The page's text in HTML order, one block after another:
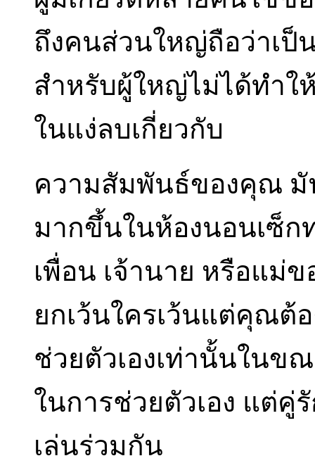
ถึงคนส่วนใหญ่ถือว่าเป็
สำหรับผู้ใหญ่ไม่ได้ทำใ
ในแง่ลบเกี่ยวกับ
ความสัมพันธ์ของคุณ
มากขึ้นในห้องนอนเซ็
เพื่อน เจ้านาย หรือแม่
ยกเว้นใครเว้นแต่คุณต้
ช่วยตัวเองเท่านั้นในข
ในการช่วยตัวเอง แต่
เล่นร่วมกัน